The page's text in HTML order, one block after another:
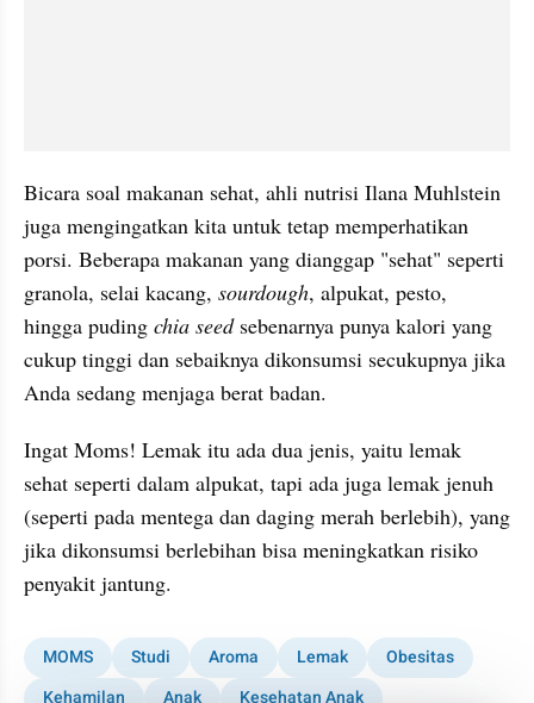
Bicara soal makanan sehat, ahli nutrisi Ilana Muhlstein
juga mengingatkan kita untuk tetap memperhatikan
porsi. Beberapa makanan yang dianggap "sehat" seperti
granola, selai kacang, sourdough, alpukat, pesto,
hingga puding chia seed sebenarnya punya kalori yang
cukup tinggi dan sebaiknya dikonsumsi secukupnya jika
Anda sedang menjaga berat badan.
Ingat Moms! Lemak itu ada dua jenis, yaitu lemak
sehat seperti dalam alpukat, tapi ada juga lemak jenuh
(seperti pada mentega dan daging merah berlebih), yang
jika dikonsumsi berlebihan bisa meningkatkan risiko
penyakit jantung.
MOMS Studi Aroma Lemak
Obesitas
Kehamilan
Anak Kesehatan Anak